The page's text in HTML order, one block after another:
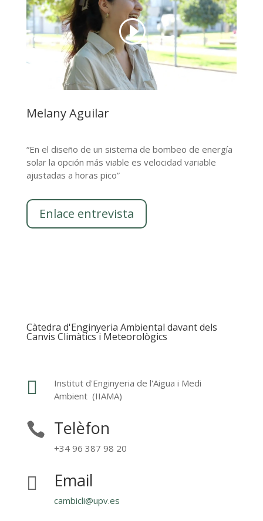
Melany Aguilar
“En el diseño de un sistema de bombeo de energía
solar la opción más viable es velocidad variable
ajustadas a horas pico”
Enlace entrevista
Càtedra d'Enginyeria Ambiental davant dels
Canvis Climàtics i Meteorològics

Institut d'Enginyeria de l'Aigua i Medi
Ambient (IIAMA)
 Telèfon
+34 96 387 98 20
 Email
cambicli@upv.es